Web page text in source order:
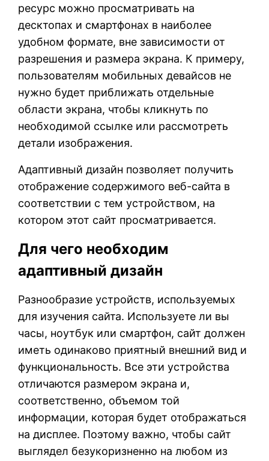
ресурс можно просматривать на
десктопах и смартфонах в наиболее
удобном формате, вне зависимости от
разрешения и размера экрана. К примеру,
пользователям мобильных девайсов не
нужно будет приближать отдельные
области экрана, чтобы кликнуть по
необходимой ссылке или рассмотреть
детали изображения.
Адаптивный дизайн позволяет получить
отображение содержимого веб-сайта в
соответствии с тем устройством, на
котором этот сайт просматривается.
Для чего необходим
адаптивный дизайн
Разнообразие устройств, используемых
для изучения сайта. Используете ли вы
часы, ноутбук или смартфон, сайт должен
иметь одинаково приятный внешний вид и
функциональность. Все эти устройства
отличаются размером экрана и,
соответственно, объемом той
информации, которая будет отображаться
на дисплее. Поэтому важно, чтобы сайт
выглядел безукоризненно на любом из